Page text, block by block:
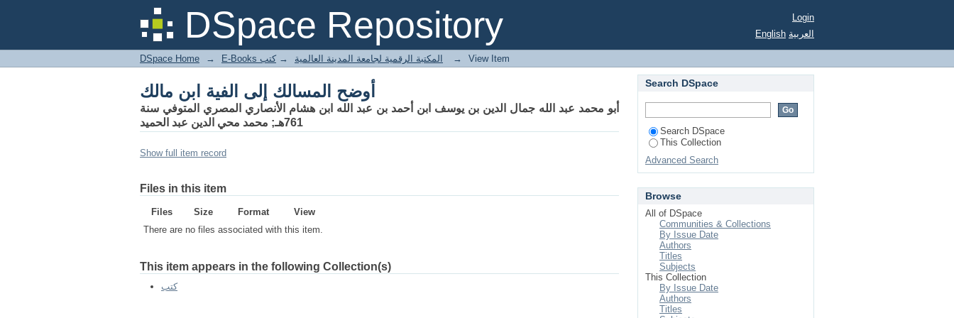
DSpace Repository
أوضح المسالك إلى الفية ابن مالك
Login
English العربية
DSpace Home → E-Books المكتبة الرقمية لجامعة المدينة العالمية → كتب → View Item
أوضح المسالك إلى الفية ابن مالك
أبو محمد عبد الله جمال الدين بن يوسف ابن أحمد بن عبد الله ابن هشام الأنصاري المصري المتوفي سنة
761هـ; محمد محي الدين عبد الحميد
Show full item record
Files in this item
Files Size Format
View
There are no files associated with this item.
This item appears in the following Collection(s)
كتب
Search DSpace
Search DSpace
This Collection
Advanced Search
Browse
All of DSpace
Communities & Collections
By Issue Date
Authors
Titles
Subjects
This Collection
By Issue Date
Authors
Titles